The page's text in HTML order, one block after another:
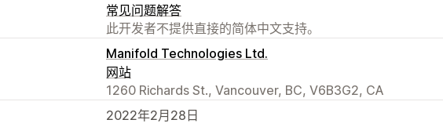
常见问题解答
此开发者不提供直接的简体中文支持。
Manifold Technologies Ltd.
网站
1260 Richards St., Vancouver, BC, V6B3G2, CA
2022年2月28日